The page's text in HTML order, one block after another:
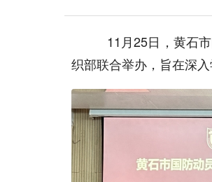
11月25日，黄石市国
织部联合举办，旨在深